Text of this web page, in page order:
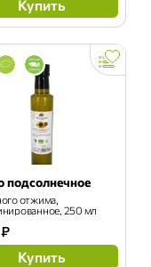
Купить
подсолнечное
отжима,
250 мл
₽
Купить